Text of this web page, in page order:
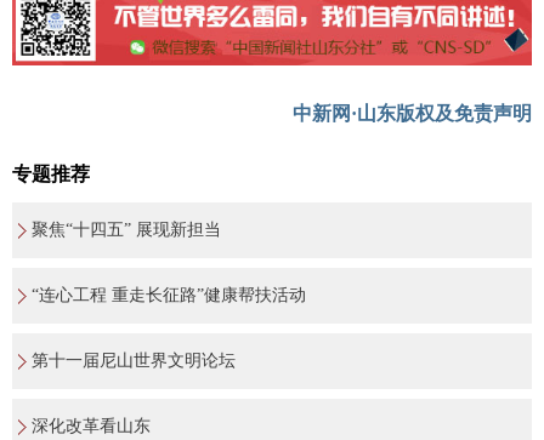
中新网·山东版权及免责声明
专题推荐
聚焦“十四五” 展现新担当
“连心工程 重走长征路”健康帮扶活动
第十一届尼山世界文明论坛
深化改革看山东